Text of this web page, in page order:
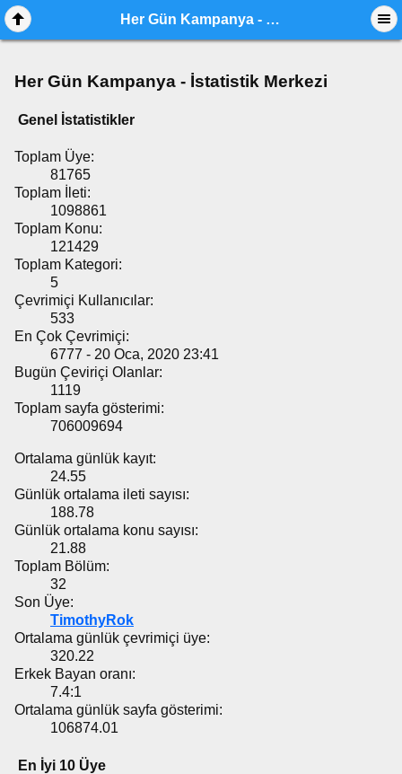
Her Gün Kampanya - İstatistik Merkezi
Her Gün Kampanya - İstatistik Merkezi
Genel İstatistikler
Toplam Üye:
81765
Toplam İleti:
1098861
Toplam Konu:
121429
Toplam Kategori:
5
Çevrimiçi Kullanıcılar:
533
En Çok Çevrimiçi:
6777 - 20 Oca, 2020 23:41
Bugün Çeviriçi Olanlar:
1119
Toplam sayfa gösterimi:
706009694
Ortalama günlük kayıt:
24.55
Günlük ortalama ileti sayısı:
188.78
Günlük ortalama konu sayısı:
21.88
Toplam Bölüm:
32
Son Üye:
TimothyRok
Ortalama günlük çevrimiçi üye:
320.22
Erkek Bayan oranı:
7.4:1
Ortalama günlük sayfa gösterimi:
106874.01
En İyi 10 Üye